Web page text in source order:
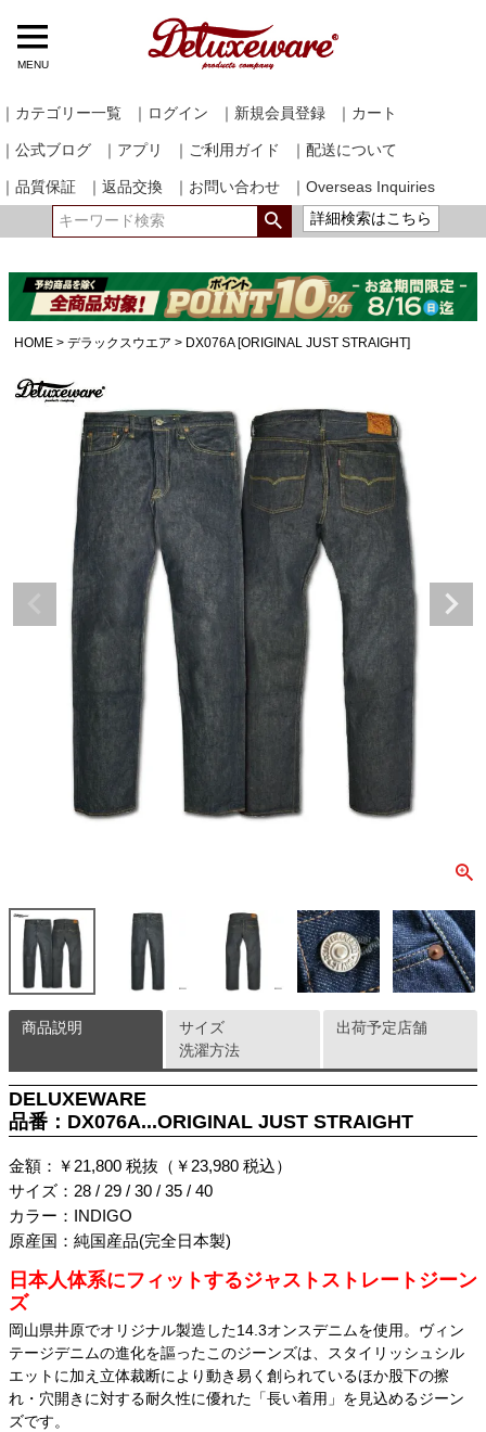
MENU
｜カテゴリー一覧 ｜ログイン ｜新規会員登録 ｜カート
｜公式ブログ ｜アプリ ｜ご利用ガイド ｜配送について
｜品質保証 ｜返品交換 ｜お問い合わせ
｜Overseas Inquiries
詳細検索はこちら
HOME デラックスウエア DX076A [ORIGINAL JUST STRAIGHT]
商品説明
DELUXEWARE
品番：DX076A...ORIGINAL JUST STRAIGHT
金額：￥21,800 税抜（￥23,980 税込）
サイズ：28 / 29 / 30 / 35 / 40
カラー：INDIGO
原産国：純国産品(完全日本製)
日本人体系にフィットするジャストストレートジーン
ズ
岡山県井原でオリジナル製造した14.3オンスデニムを使用。ヴィン
テージデニムの進化を謳ったこのジーンズは、スタイリッシュシル
エットに加え立体裁断により動き易く創られているほか股下の擦
れ・穴開きに対する耐久性に優れた「長い着用」を見込めるジーン
ズです。
サイズ
洗濯方法
出荷予定店舗